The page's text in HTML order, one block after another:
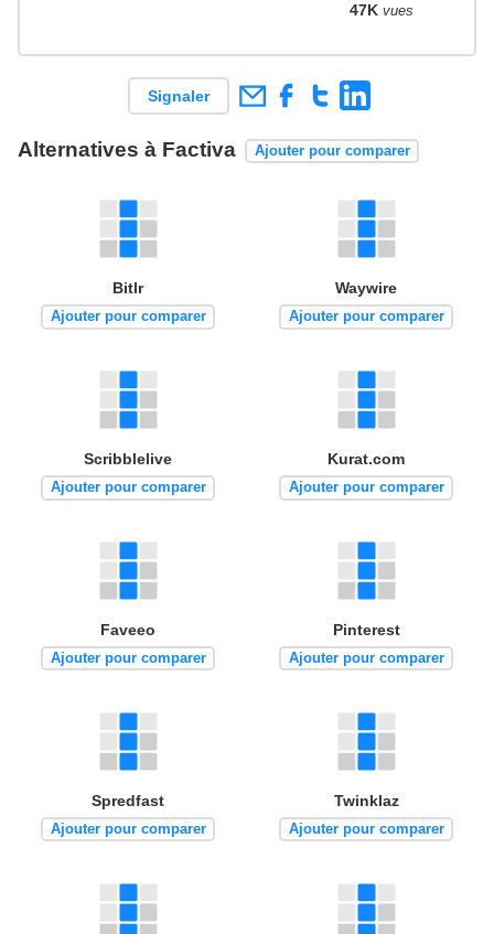
47K vues
Signaler
Alternatives à Factiva Ajouter pour comparer
Bitlr
Ajouter pour comparer
Waywire
Ajouter pour comparer
Scribblelive
Ajouter pour comparer
Kurat.com
Ajouter pour comparer
Faveeo
Ajouter pour comparer
Pinterest
Ajouter pour comparer
Spredfast
Ajouter pour comparer
Twinklaz
Ajouter pour comparer